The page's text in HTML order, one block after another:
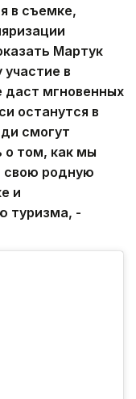
в съемке,
Мартук
в
даст мгновенных
останутся в
смогут
о том, как мы
свою родную
и
туризма, -